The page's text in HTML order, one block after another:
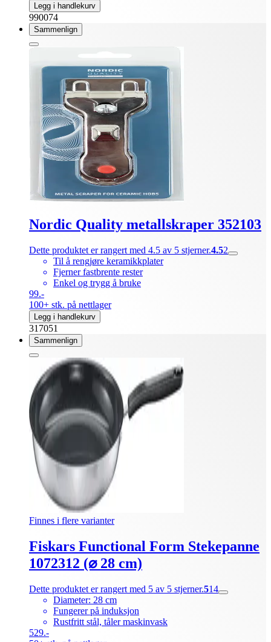
Legg i handlekurv
990074
Sammenlign
Nordic Quality metallskraper 352103
Dette produktet er rangert med 4.5 av 5 stjerner.4.52
Til å rengjøre keramikkplater
Fjerner fastbrente rester
Enkel og trygg å bruke
99.-
100+ stk. på nettlager
Legg i handlekurv
317051
Sammenlign
Finnes i flere varianter
Fiskars Functional Form Stekepanne
1072312 (⌀ 28 cm)
Dette produktet er rangert med 5 av 5 stjerner.514
Diameter: 28 cm
Fungerer på induksjon
Rustfritt stål, tåler maskinvask
529.-